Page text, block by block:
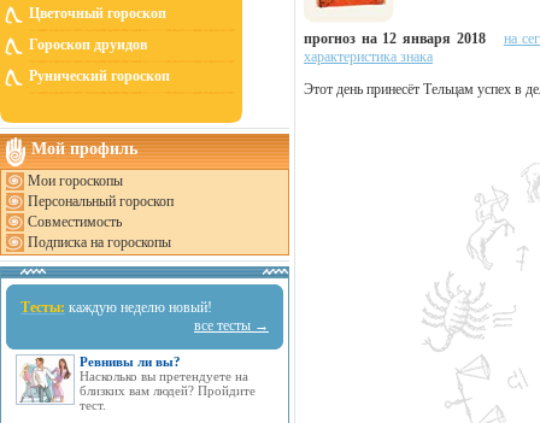
Цветочный гороскоп
Гороскоп друидов
Рунический гороскоп
Мой профиль
Мои гороскопы
Персональный гороскоп
Совместимость
Подписка на гороскопы
Тесты: каждую неделю новый!
все тесты →
Ревнивы ли вы?
Насколько вы претендуете на
близких вам людей? Пройдите
тест.
прогноз на 12 января 2018
на
характеристика знака
Этот день принесёт Тельцам успех в